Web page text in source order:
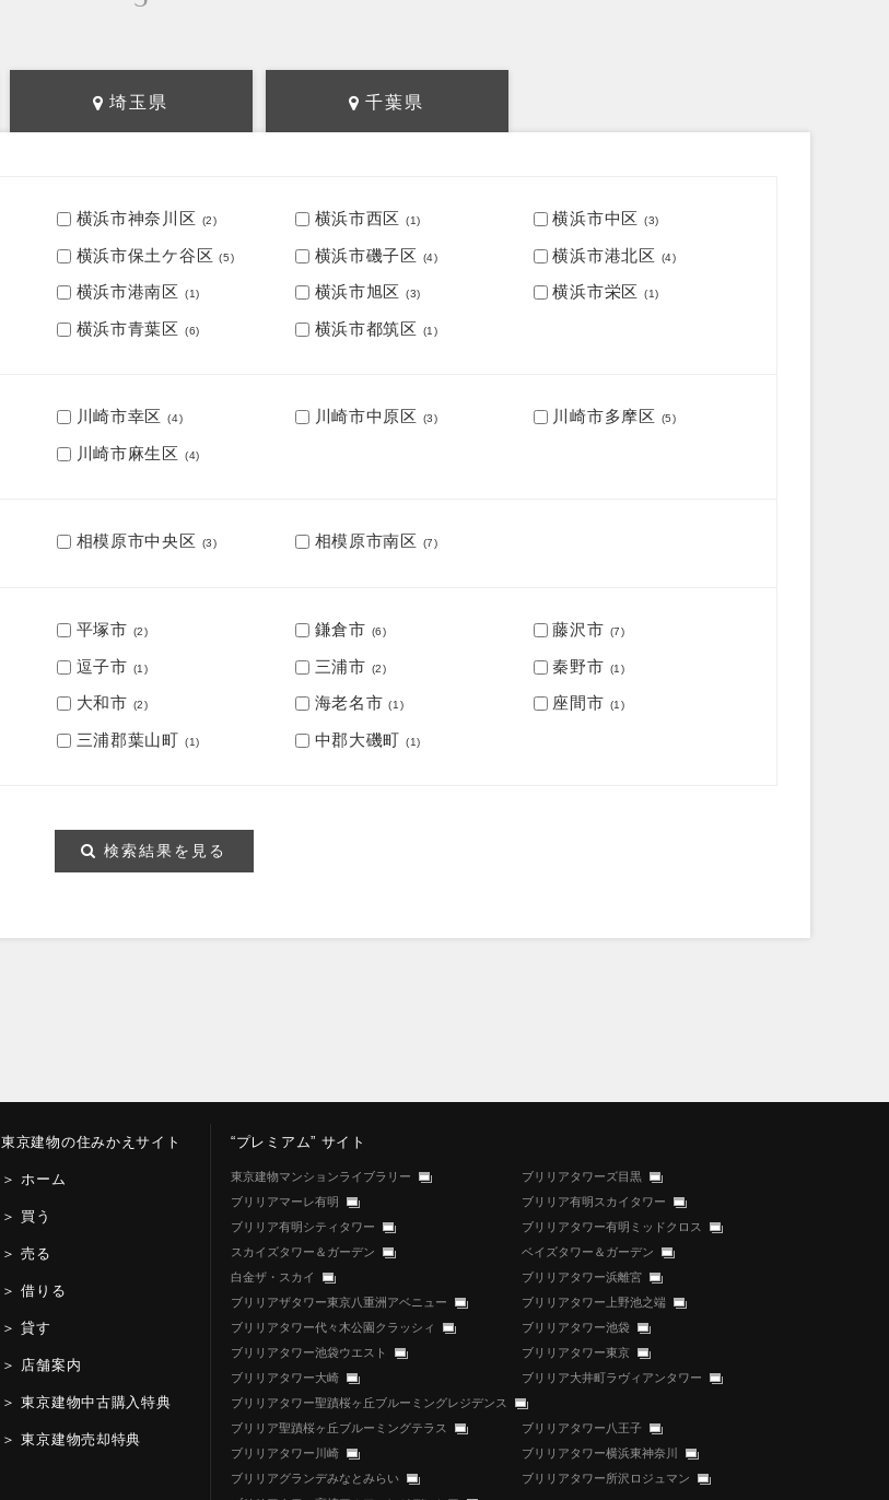
埼玉県 千葉県
横浜市神奈川区 (2) 横浜市西区 (1) 横浜市中区 (3)
横浜市保土ケ谷区 (5) 横浜市磯子区 (4) 横浜市港北区 (4)
横浜市港南区 (1) 横浜市旭区 (3) 横浜市栄区 (1)
横浜市青葉区 (6) 横浜市都筑区 (1)
川崎市幸区 (4) 川崎市中原区 (3) 川崎市多摩区 (5)
川崎市麻生区 (4)
相模原市中央区 (3) 相模原市南区 (7)
平塚市 (2) 鎌倉市 (6) 藤沢市 (7)
逗子市 (1) 三浦市 (2) 秦野市 (1)
大和市 (2) 海老名市 (1) 座間市 (1)
三浦郡葉山町 (1) 中郡大磯町 (1)
検索結果を見る
東京建物の住みかえサイト
＞ ホーム
＞ 買う
＞ 売る
＞ 借りる
＞ 貸す
＞ 店舗案内
＞ 東京建物中古購入特典
＞ 東京建物売却特典
“プレミアム” サイト
東京建物マンションライブラリー
ブリリアタワーズ目黒
ブリリアマーレ有明
ブリリア有明スカイタワー
ブリリア有明シティタワー
ブリリアタワー有明ミッドクロス
スカイズタワー＆ガーデン
ベイズタワー＆ガーデン
白金ザ・スカイ
ブリリアタワー浜離宮
ブリリアザタワー東京八重洲アベニュー
ブリリアタワー上野池之端
ブリリアタワー代々木公園クラッシィ
ブリリアタワー池袋
ブリリアタワー池袋ウエスト
ブリリアタワー東京
ブリリアタワー大崎
ブリリア大井町ラヴィアンタワー
ブリリアタワー聖蹟桜ヶ丘ブルーミングレジデンス
ブリリア聖蹟桜ヶ丘ブルーミングテラス
ブリリアタワー八王子
ブリリアタワー川崎
ブリリアタワー横浜東神奈川
ブリリアグランデみなとみらい
ブリリアタワー所沢ロジュマン